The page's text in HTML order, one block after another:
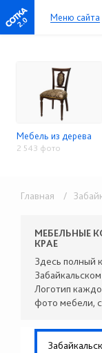
2.0 Меню сайта
Мебель из дерева
2 543 фото
Главная /
МЕБЕЛЬНЫЕ
КРАЕ
Здесь полный
Логотип
фото мебели,